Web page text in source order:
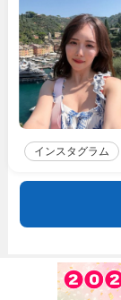
インスタグラム